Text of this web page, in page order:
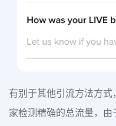
有别于其他引流方法方式
家检测精确的总流量，由